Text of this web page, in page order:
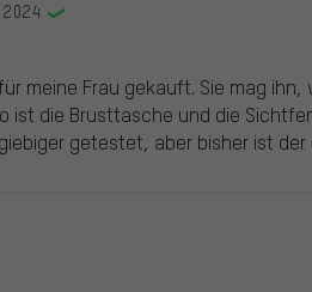
meine Frau gekauft. Sie mag
ist die Brusttasche und die
getestet, aber bisher ist der